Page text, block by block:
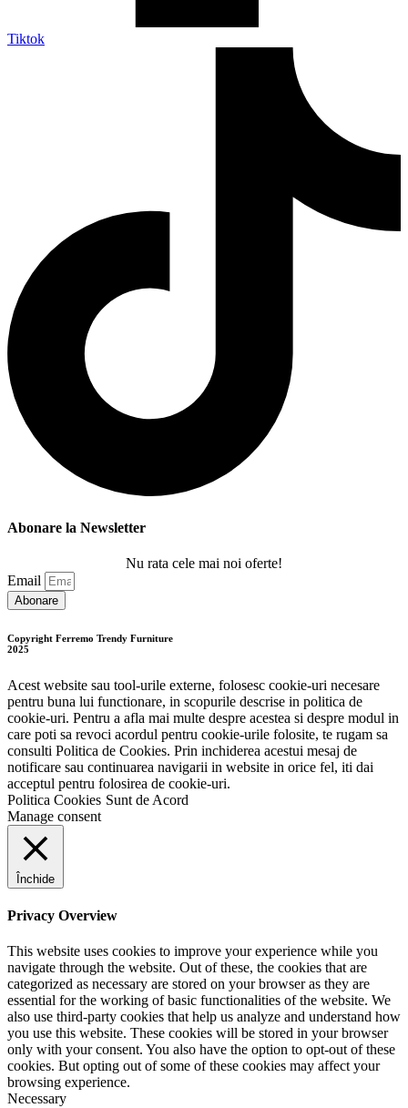
Tiktok
Abonare la Newsletter
Nu rata cele mai noi oferte!
Email
Abonare
Copyright Ferremo Trendy Furniture
2025
Acest website sau tool-urile externe, folosesc cookie-uri necesare
pentru buna lui functionare, in scopurile descrise in politica de
cookie-uri. Pentru a afla mai multe despre acestea si despre modul in
care poti sa revoci acordul pentru cookie-urile folosite, te rugam sa
consulti Politica de Cookies. Prin inchiderea acestui mesaj de
notificare sau continuarea navigarii in website in orice fel, iti dai
acceptul pentru folosirea de cookie-uri.
Politica Cookies Sunt de Acord
Manage consent
Închide
Privacy Overview
This website uses cookies to improve your experience while you
navigate through the website. Out of these, the cookies that are
categorized as necessary are stored on your browser as they are
essential for the working of basic functionalities of the website. We
also use third-party cookies that help us analyze and understand how
you use this website. These cookies will be stored in your browser
only with your consent. You also have the option to opt-out of these
cookies. But opting out of some of these cookies may affect your
browsing experience.
Necessary